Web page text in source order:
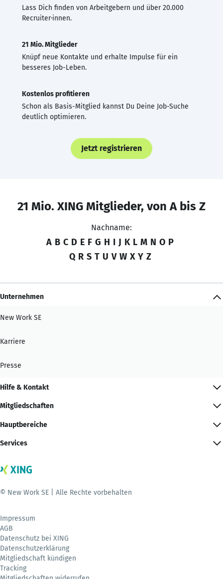
Lass Dich finden von Arbeitgebern und über 20.000
Recruiter·innen.
21 Mio. Mitglieder
Knüpf neue Kontakte und erhalte Impulse für ein
besseres Job-Leben.
Kostenlos profitieren
Schon als Basis-Mitglied kannst Du Deine Job-Suche
deutlich optimieren.
Jetzt registrieren
21 Mio. XING Mitglieder, von A bis Z
Nachname:
A B C D E F G H I J K L M N O P
Q R S T U V W X Y Z
Unternehmen
New Work SE
Karriere
Presse
Hilfe & Kontakt
Mitgliedschaften
Hauptbereiche
Services
© New Work SE | Alle Rechte vorbehalten
Impressum
AGB
Datenschutz bei XING
Datenschutzerklärung
Mitgliedschaft kündigen
Tracking